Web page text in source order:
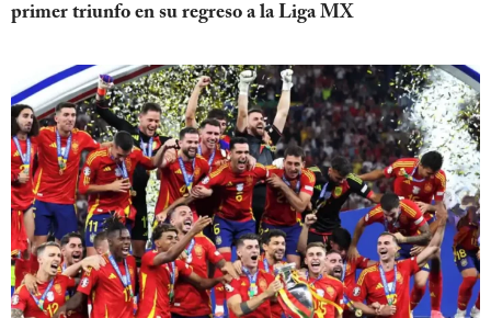
primer triunfo en su regreso a la Liga MX